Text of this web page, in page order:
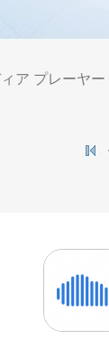
ア プレーヤー